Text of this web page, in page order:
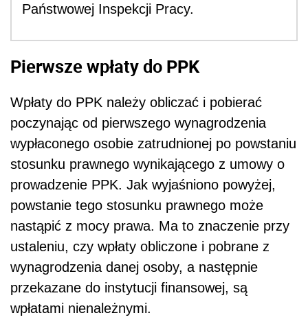
Państwowej Inspekcji Pracy.
Pierwsze wpłaty do PPK
Wpłaty do PPK należy obliczać i pobierać
poczynając od pierwszego wynagrodzenia
wypłaconego osobie zatrudnionej po powstaniu
stosunku prawnego wynikającego z umowy o
prowadzenie PPK. Jak wyjaśniono powyżej,
powstanie tego stosunku prawnego może
nastąpić z mocy prawa. Ma to znaczenie przy
ustaleniu, czy wpłaty obliczone i pobrane z
wynagrodzenia danej osoby, a następnie
przekazane do instytucji finansowej, są
wpłatami nienależnymi.